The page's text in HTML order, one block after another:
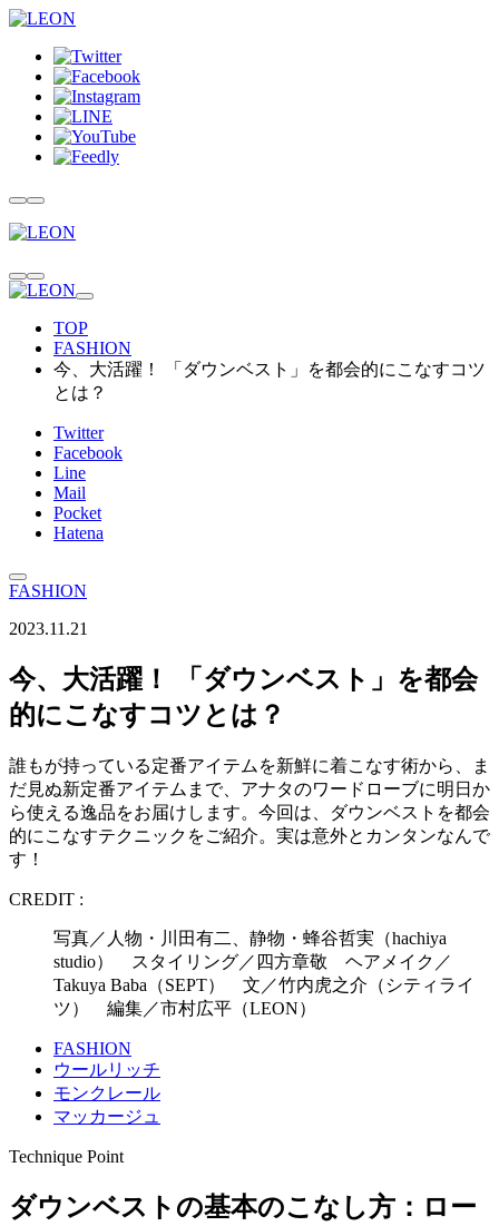
TOP
FASHION
今、大活躍！ 「ダウンベスト」を都会的にこなすコツ
とは？
Twitter
Facebook
Line
Mail
Pocket
Hatena
FASHION
2023.11.21
今、大活躍！ 「ダウンベスト」を都会
的にこなすコツとは？
誰もが持っている定番アイテムを新鮮に着こなす術から、ま
だ見ぬ新定番アイテムまで、アナタのワードローブに明日か
ら使える逸品をお届けします。今回は、ダウンベストを都会
的にこなすテクニックをご紹介。実は意外とカンタンなんで
す！
CREDIT :
写真／人物・川田有二、静物・蜂谷哲実（hachiya
studio） スタイリング／四方章敬 ヘアメイク／
Takuya Baba（SEPT） 文／竹内虎之介（シティライ
ツ） 編集／市村広平（LEON）
FASHION
ウールリッチ
モンクレール
マッカージュ
Technique Point
ダウンベストの基本のこなし方：ロー